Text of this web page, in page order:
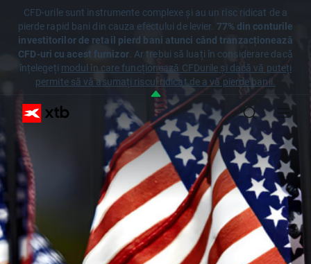
CFD-urile sunt instrumente complexe și au un risc ridicat de a
pierde rapid bani din cauza efectului de levier. 77% din conturile
investitorilor de retail pierd bani atunci când tranzacționează
CFD-uri cu acest furnizor. Ar trebui să luați în considerare dacă
înțelegeți modul în care funcționează CFDurile și dacă vă puteți
permite să vă asumați riscul ridicat de a vă pierde banii.